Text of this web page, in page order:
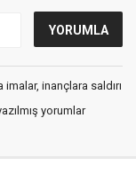
inançlara saldırı
yorumlar